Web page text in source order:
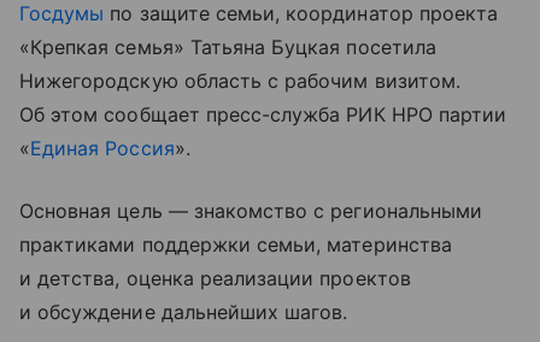
Госдумы по защите семьи, координатор проекта
«Крепкая семья» Татьяна Буцкая посетила
Нижегородскую область с рабочим визитом.
Об этом сообщает пресс-служба РИК НРО партии
«Единая Россия».
Основная цель — знакомство с региональными
практиками поддержки семьи, материнства
и детства, оценка реализации проектов
и обсуждение дальнейших шагов.